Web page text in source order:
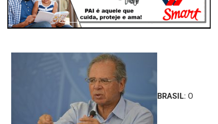
BRASIL: O